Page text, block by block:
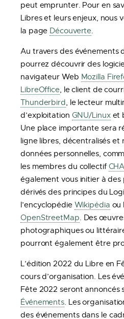
peut emprunter. Pour en
Libres et leurs enjeux, nous
la page Découverte.
Au travers des événements
pourrez découvrir des
navigateur Web Mozilla
LibreOffice, le client de
Thunderbird, le lecteur
d’exploitation GNU/Linuxet
Une place importante sera
ligne libres, décentralisés et
données personnelles,
les membres du collectif
également vous initier à
dérivés des principes du
l’encyclopédie Wikipédia ou
OpenStreetMap. Des
photographiques ou
pourront également être
L’édition 2022 du Libre en
cours d’organisation. Les
Fête 2022 seront annoncés
Événements. Les
des événements dans le